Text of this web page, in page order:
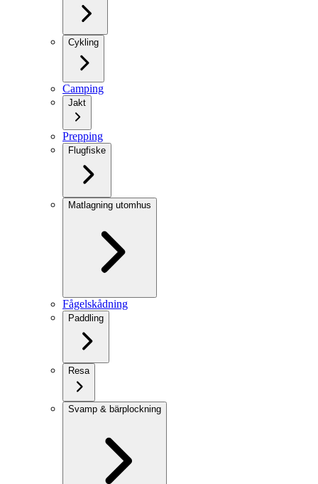
Cykling
Camping
Jakt
Prepping
Flugfiske
Matlagning utomhus
Fågelskådning
Paddling
Resa
Svamp & bärplockning